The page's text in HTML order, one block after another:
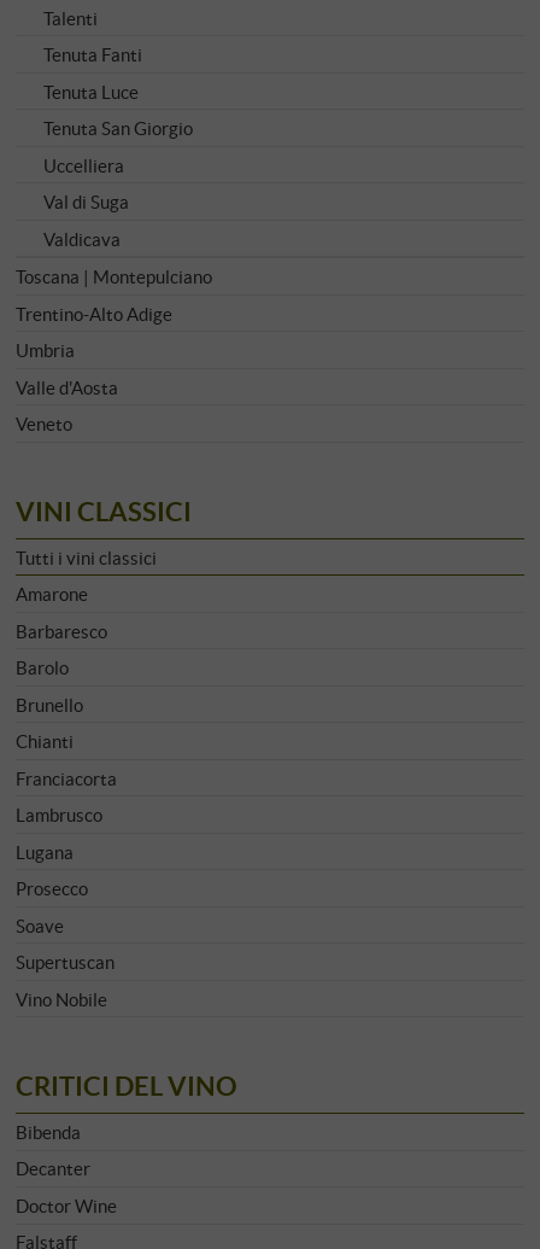
Talenti
Tenuta Fanti
Tenuta Luce
Tenuta San Giorgio
Uccelliera
Val di Suga
Valdicava
Toscana | Montepulciano
Trentino-Alto Adige
Umbria
Valle d'Aosta
Veneto
VINI CLASSICI
Tutti i vini classici
Amarone
Barbaresco
Barolo
Brunello
Chianti
Franciacorta
Lambrusco
Lugana
Prosecco
Soave
Supertuscan
Vino Nobile
CRITICI DEL VINO
Bibenda
Decanter
Doctor Wine
Falstaff